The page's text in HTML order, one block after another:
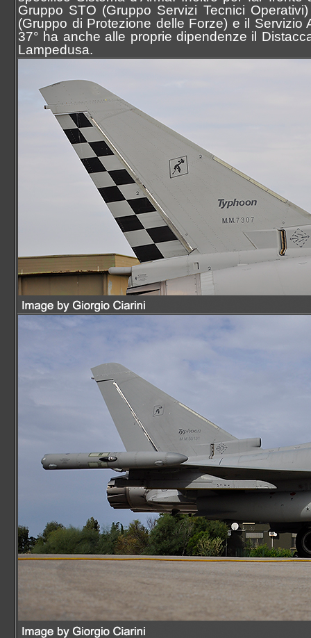
Gruppo STO (Gruppo Servizi Tecnici
(Gruppo di Protezione delle Forze) e il Servizio
37° ha anche alle proprie dipendenze il
Lampedusa.